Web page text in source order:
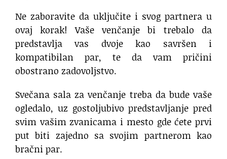
Ne zaboravite da uključite i svog partnera u
ovaj korak! Vaše venčanje bi trebalo da
predstavlja vas dvoje kao savršen i
kompatibilan par, te da vam pričini
obostrano zadovoljstvo.
Svečana sala za venčanje treba da bude vaše
ogledalo, uz gostoljubivo predstavljanje pred
svim vašim zvanicama i mesto gde ćete prvi
put biti zajedno sa svojim partnerom kao
bračni par.